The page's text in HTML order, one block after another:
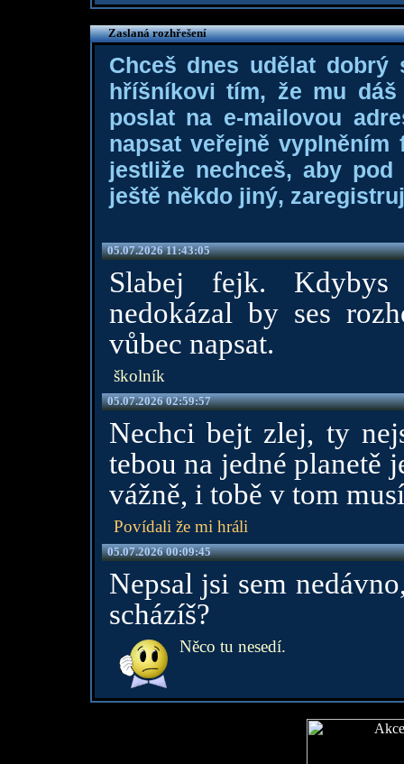
Zaslaná rozhřešení
Chceš dnes udělat dobrý
hříšníkovi tím, že mu
poslat na e-mailovou
napsat veřejně
jestliže nechceš, aby
ještě někdo jiný,
05.07.2026 11:43:05
Slabej fejk. Kdybys
nedokázal by ses
vůbec napsat.
školník
05.07.2026 02:59:57
Nechci bejt zlej, ty
tebou na jedné planetě
vážně, i tobě v tom
Povídali že mi hráli
05.07.2026 00:09:45
Nepsal jsi sem
scházíš?
Něco tu nesedí.